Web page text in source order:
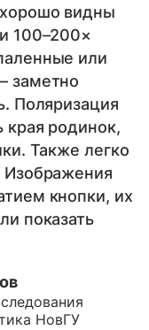
видны
100–200×
или
заметно
Поляризация
края родинок,
Также легко
Изображения
кнопки, их
показать
НовГУ